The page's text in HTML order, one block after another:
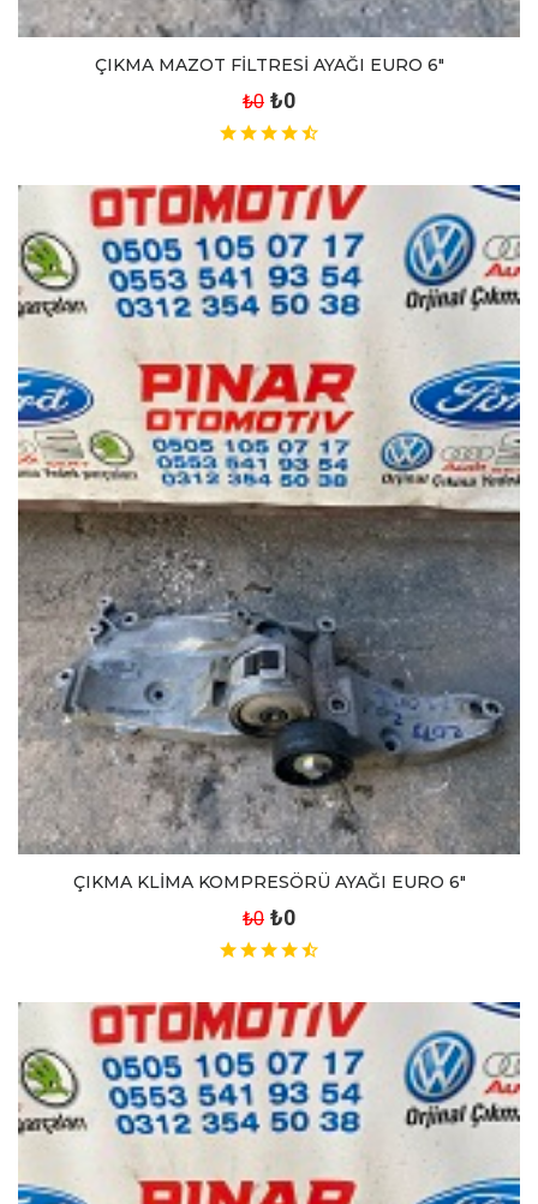
ÇIKMA MAZOT FİLTRESİ AYAĞI EURO 6"
₺0 ₺0
ÇIKMA KLİMA KOMPRESÖRÜ AYAĞI EURO 6"
₺0 ₺0